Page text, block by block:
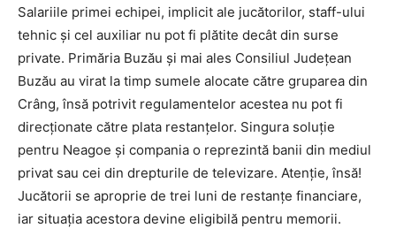
Salariile primei echipei, implicit ale jucătorilor, staff-ului
tehnic și cel auxiliar nu pot fi plătite decât din surse
private. Primăria Buzău și mai ales Consiliul Județean
Buzău au virat la timp sumele alocate către gruparea din
Crâng, însă potrivit regulamentelor acestea nu pot fi
direcționate către plata restanțelor. Singura soluție
pentru Neagoe și compania o reprezintă banii din mediul
privat sau cei din drepturile de televizare. Atenție, însă!
Jucătorii se aproprie de trei luni de restanțe financiare,
iar situația acestora devine eligibilă pentru memorii.